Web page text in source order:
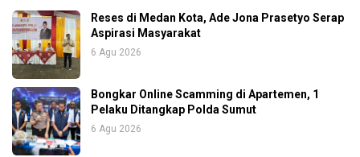
Reses di Medan Kota, Ade Jona Prasetyo Serap
Aspirasi Masyarakat
6 Agu 2026
Bongkar Online Scamming di Apartemen, 1
Pelaku Ditangkap Polda Sumut
6 Agu 2026